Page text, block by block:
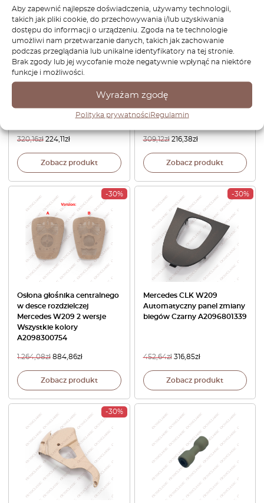
Aby zapewnić najlepsze doświadczenia, używamy technologii,
takich jak pliki cookie, do przechowywania i/lub uzyskiwania
dostępu do informacji o urządzeniu. Zgoda na te technologie
umożliwi nam przetwarzanie danych, takich jak zachowanie
podczas przeglądania lub unikalne identyfikatory na tej stronie.
Brak zgody lub jej wycofanie może negatywnie wpłynąć na niektóre
funkcje i możliwości.
Wyrażam zgodę
Polityka prywatności Regulamin
Przednia wewnętrzna osłona
klamki otwierania Mercedes
A2097600361 /
320,16zł 224,11zł
Zobacz produkt
Mercedes W209 Osłona
309,12zł 216,38zł
Zobacz produkt
-30%
Osłona głośnika centralnego
w desce rozdzielczej
Mercedes W209 2 wersje
Wszystkie kolory
A2098300754
1.264,08zł 884,86zł
Zobacz produkt
-30%
Mercedes CLK W209
Automatyczny panel zmiany
biegów Czarny A2096801339
452,64zł 316,85zł
Zobacz produkt
-30%